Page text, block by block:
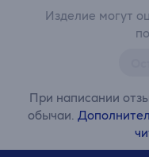
Изделие могут
При написании
обычаи.